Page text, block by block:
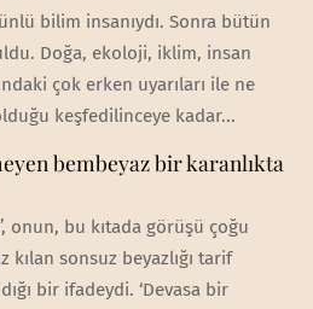
ünlü bilim insanıydı. Sonra bütün
Doğa, ekoloji, iklim, insan
çok erken uyarıları ile ne
keşfedilinceye kadar...
bembeyaz bir karanlıkta
onun, bu kıtada görüşü çoğu
kılan sonsuz beyazlığı tarif
bir ifadeydi. ‘Devasa bir